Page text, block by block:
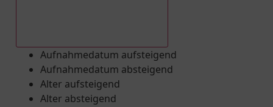
Aufnahmedatum aufsteigend
Aufnahmedatum absteigend
Alter aufsteigend
Alter absteigend